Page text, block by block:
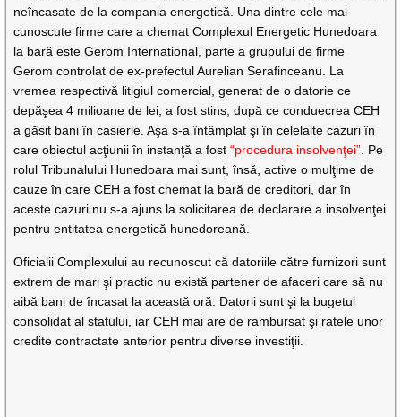
neîncasate de la compania energetică. Una dintre cele mai
cunoscute firme care a chemat Complexul Energetic Hunedoara
la bară este Gerom International, parte a grupului de firme
Gerom controlat de ex-prefectul Aurelian Serafinceanu. La
vremea respectivă litigiul comercial, generat de o datorie ce
depăşea 4 milioane de lei, a fost stins, după ce conduecrea CEH
a găsit bani în casierie. Aşa s-a întâmplat şi în celelalte cazuri în
care obiectul acţiunii în instanţă a fost“procedura insolvenţei” . Pe
rolul Tribunalului Hunedoara mai sunt, însă, active o mulţime de
cauze în care CEH a fost chemat la bară de creditori, dar în
aceste cazuri nu s-a ajuns la solicitarea de declarare a insolvenţei
pentru entitatea energetică hunedoreană.
Oficialii Complexului au recunoscut că datoriile către furnizori sunt
extrem de mari şi practic nu există partener de afaceri care să nu
aibă bani de încasat la această oră. Datorii sunt şi la bugetul
consolidat al statului, iar CEH mai are de rambursat şi ratele unor
credite contractate anterior pentru diverse investiţii.